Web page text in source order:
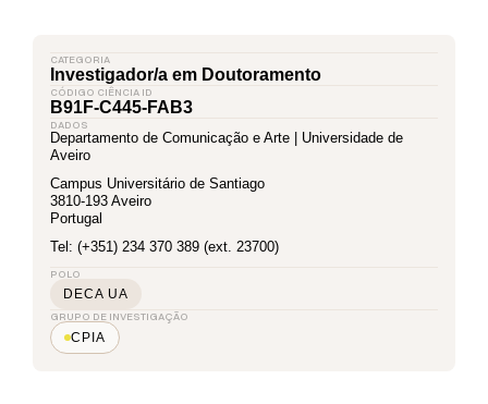
CATEGORIA
Investigador/a em Doutoramento
CÓDIGO CIÊNCIA ID
B91F-C445-FAB3
DADOS
Departamento de Comunicação e Arte | Universidade de
Aveiro
Campus Universitário de Santiago
3810-193 Aveiro
Portugal
Tel: (+351) 234 370 389 (ext. 23700)
POLO
DECA UA
GRUPO DE INVESTIGAÇÃO
CPIA